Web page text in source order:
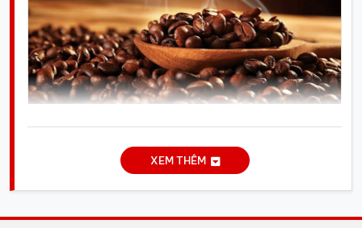
hạt (Nguồn: Internet)
Ưu điểm khi sử dụng cà phê nguyên hạt
Dưới đây là một số lợi ích nổi bật khi sử dụng cà phê
XEM THÊM